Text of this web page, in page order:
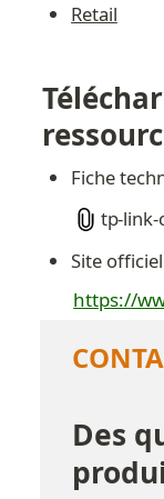
Retail
Fiche
tp-
Site
https://
Des